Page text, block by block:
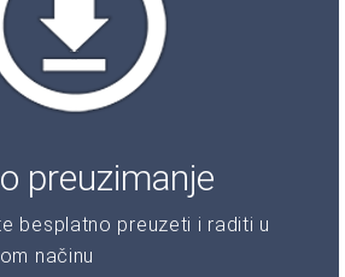
preuzimanje
besplatno preuzeti i raditi u
načinu